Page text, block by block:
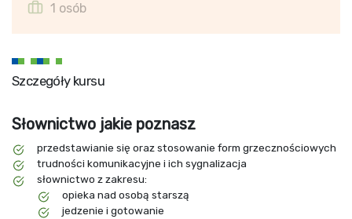
1 osób
Szczegóły kursu
Słownictwo jakie poznasz
przedstawianie się oraz stosowanie form grzecznościowych
trudności komunikacyjne i ich sygnalizacja
słownictwo z zakresu:
opieka nad osobą starszą
jedzenie i gotowanie